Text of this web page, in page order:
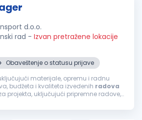
d.o.o.
rad - Izvan pretražene lokacije
Obaveštenje o statusu prijave
materijale, opremu i radnu
budžeta i kvaliteta izvedenih radova
projekta, uključujući pripremne radove,